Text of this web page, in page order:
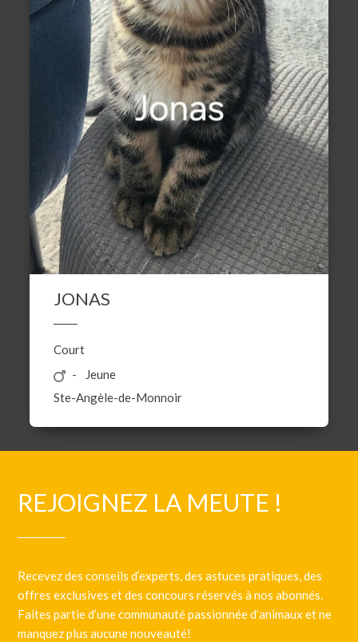
JONAS
Court
Jeune
Ste-Angèle-de-Monnoir
REJOIGNEZ LA MEUTE !
Recevez des conseils d’experts, des astuces pratiques, des
offres exclusives et des concours réservés à nos abonnés.
Faites partie d’une communauté passionnée d’animaux et ne
manquez plus aucune nouveauté!